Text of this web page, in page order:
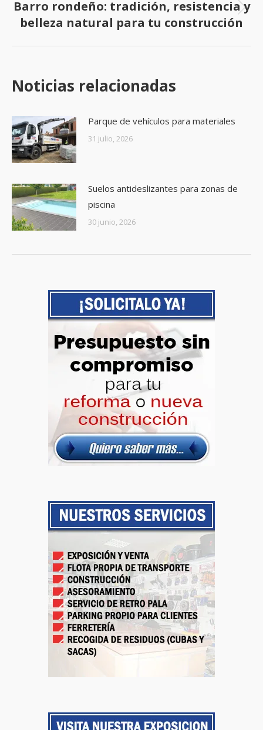
Next
post:
Barro rondeño: tradición, resistencia y
belleza natural para tu construcción
Noticias relacionadas
Parque de vehículos para materiales
31 julio, 2026
Suelos antideslizantes para zonas de
piscina
30 junio, 2026